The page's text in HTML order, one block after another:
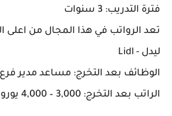
فترة التدريب: 3 سنوات
تعد الرواتب في هذا المجال من اعلى
ليدل - Lidl
الوظائف بعد التخرج: مساعد مدير
الراتب بعد التخرج: 3,000 – 4,000 يورو